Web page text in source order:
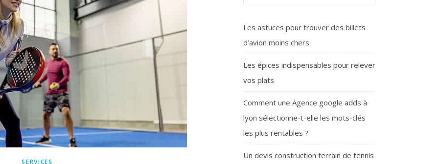
SERVICES
Les astuces pour trouver des billets
d’avion moins chers
Les épices indispensables pour relever
vos plats
Comment une Agence google adds à
lyon sélectionne-t-elle les mots-clés
les plus rentables ?
Un devis construction terrain de tennis